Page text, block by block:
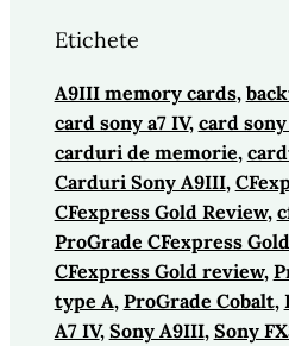
Etichete
A9III memory cards,
card sony a7 IV, card
carduri de memorie,
Carduri Sony A9III,
CFexpress Gold Review,
ProGrade CFexpress Gold
CFexpress Gold review,
type A, ProGrade Cobalt,
A7 IV, Sony A9III, Sony